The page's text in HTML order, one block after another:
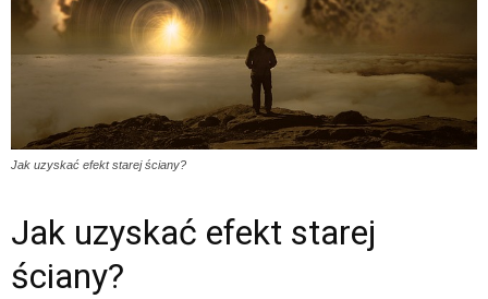
Jak uzyskać efekt starej ściany?
Jak uzyskać efekt starej
ściany?